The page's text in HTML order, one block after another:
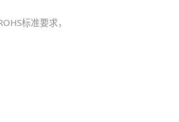
标准要求，